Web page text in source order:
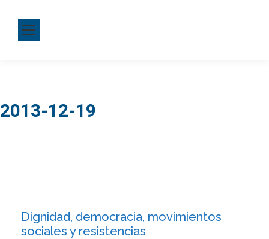
2013-12-19
Dignidad, democracia, movimientos
sociales y resistencias